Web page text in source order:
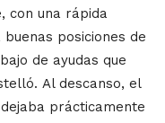
con una rápida
posiciones de
de ayudas que
Al descanso, el
prácticamente